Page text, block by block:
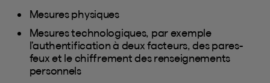
Mesures physiques
Mesures technologiques, par exemple
l’authentification à deux facteurs, des pares-
feux et le chiffrement des renseignements
personnels